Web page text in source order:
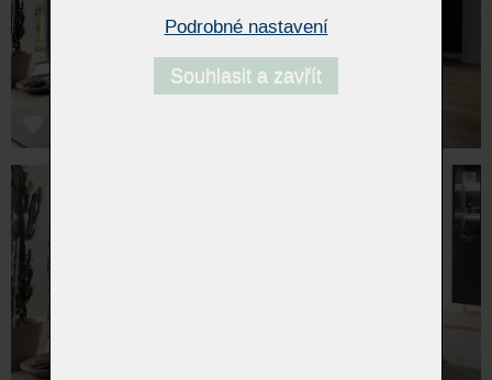
Podrobné nastavení
Souhlasit a zavřít